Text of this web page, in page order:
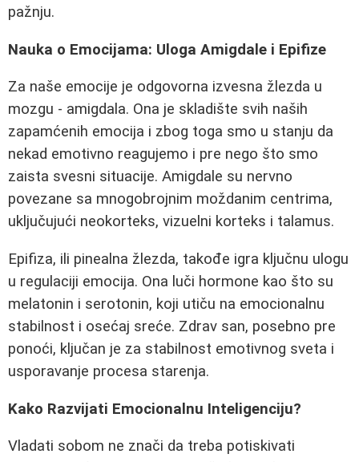
pažnju.
Nauka o Emocijama: Uloga Amigdale i Epifize
Za naše emocije je odgovorna izvesna žlezda u
mozgu - amigdala. Ona je skladište svih naših
zapamćenih emocija i zbog toga smo u stanju da
nekad emotivno reagujemo i pre nego što smo
zaista svesni situacije. Amigdale su nervno
povezane sa mnogobrojnim moždanim centrima,
uključujući neokorteks, vizuelni korteks i talamus.
Epifiza, ili pinealna žlezda, takođe igra ključnu ulogu
u regulaciji emocija. Ona luči hormone kao što su
melatonin i serotonin, koji utiču na emocionalnu
stabilnost i osećaj sreće. Zdrav san, posebno pre
ponoći, ključan je za stabilnost emotivnog sveta i
usporavanje procesa starenja.
Kako Razvijati Emocionalnu Inteligenciju?
Vladati sobom ne znači da treba potiskivati